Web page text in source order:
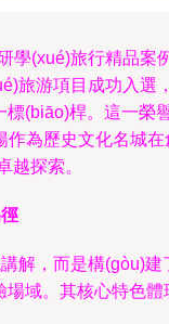
學(xué)旅行精品案
旅游項目成功入選
標(biāo)桿。這一榮
作為歷史文化名城在
越探索。
解，而是構(gòu)建
場域。其核心特色體